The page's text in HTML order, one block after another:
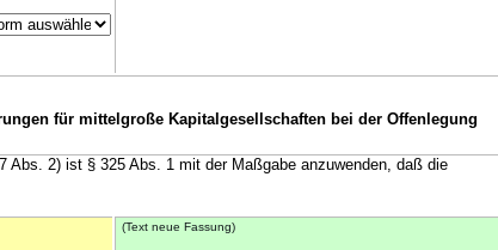
für mittelgroße Kapitalgesellschaften bei der Offenlegung
Abs. 2) ist § 325 Abs. 1 mit der Maßgabe anzuwenden, daß die
(Text neue Fassung)